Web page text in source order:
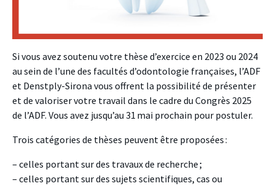
Si vous avez soutenu votre thèse d’exercice en 2023 ou 2024
au sein de l’une des facultés d’odontologie françaises, l’ADF
et Denstply-Sirona vous offrent la possibilité de présenter
et de valoriser votre travail dans le cadre du Congrès 2025
de l’ADF. Vous avez jusqu’au 31 mai prochain pour postuler.
Trois catégories de thèses peuvent être proposées :
– celles portant sur des travaux de recherche ;
– celles portant sur des sujets scientifiques, cas ou